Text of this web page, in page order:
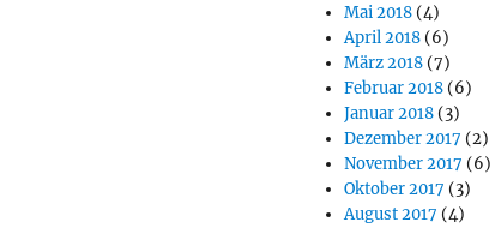
Mai 2018 (4)
April 2018 (6)
März 2018 (7)
Februar 2018 (6)
Januar 2018 (3)
Dezember 2017 (2)
November 2017 (6)
Oktober 2017 (3)
August 2017 (4)